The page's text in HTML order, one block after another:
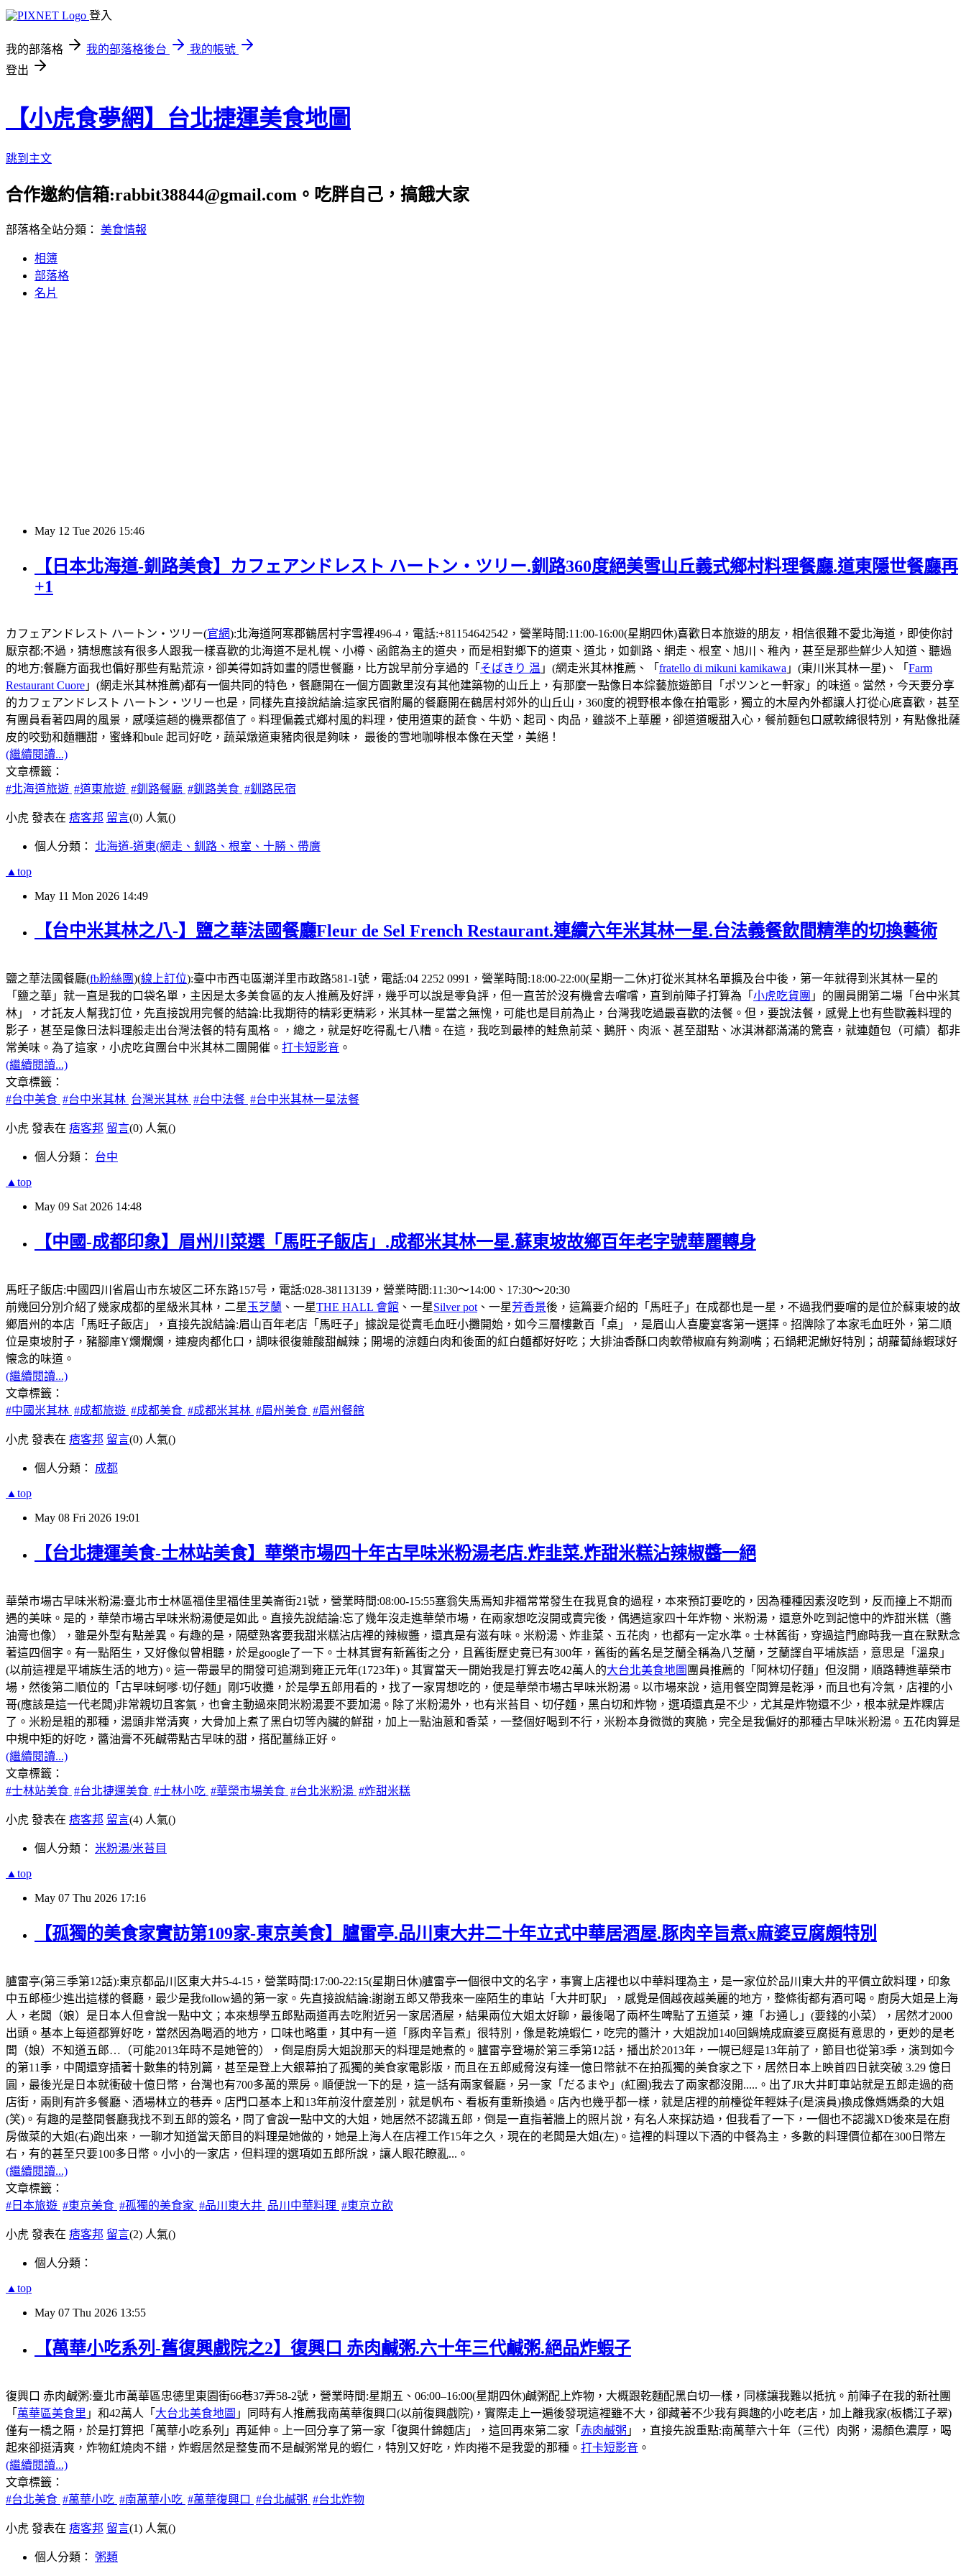
登入
我的部落格 我的部落格後台
我的帳號
登出
【小虎食夢網】台北捷運美食地圖
跳到主文
合作邀約信箱:rabbit38844@gmail.com。吃胖自己，搞餓大家
部落格全站分類： 美食情報
相簿
部落格
名片
May 12 Tue 2026 15:46
【日本北海道-釧路美食】カフェアンドレスト ハートン・ツリー.釧路360度絕美雪山丘義式鄉村料理餐廳.道東隱世餐廳再
+1
カフェアンドレスト ハートン・ツリー(官網):北海道阿寒郡鶴居村字雪裡496-4，電話:+81154642542，營業時間:11:00-16:00(星期四休)喜歡日本旅遊的朋友，相信很難不愛北海道，即使你討
厭京都;不過，猜想應該有很多人跟我一樣喜歡的北海道不是札幌、小樽、函館為主的道央，而是相對鄉下的道東、道北，如釧路、網走、根室、旭川、稚內，甚至是那些鮮少人知道、聽過
的地方;餐廳方面我也偏好那些有點荒涼，卻美得如詩如畫的隱世餐廳，比方說早前分享過的「 そばきり 温 」(網走米其林推薦、「 fratello di mikuni kamikawa 」(東川米其林一星)、「 Farm
Restaurant Cuore 」(網走米其林推薦)都有一個共同的特色，餐廳開在一個方圓數里沒有其他建築物的山丘上，有那麼一點像日本綜藝旅遊節目「ポツンと一軒家」的味道。當然，今天要分享
的カフェアンドレスト ハートン・ツリー也是，同樣先直接說結論:這家民宿附屬的餐廳開在鶴居村郊外的山丘山，360度的視野根本像在拍電影，獨立的木屋內外都讓人打從心底喜歡，甚至
有團員看著四周的風景，感嘆這趟的機票都值了。料理偏義式鄉村風的料理，使用道東的蔬食、牛奶、起司、肉品，雖談不上華麗，卻道道暖甜入心，餐前麵包口感軟綿很特別，有點像批薩
皮的咬勁和麵糰甜，蜜蜂和bule 起司好吃，蔬菜燉道東豬肉很是夠味， 最後的雪地咖啡根本像在天堂，美絕！
(繼續閱讀...)
文章標籤：
#北海道旅遊 #道東旅遊 #釧路餐廳 #釧路美食 #釧路民宿
小虎 發表在 痞客邦 留言(0) 人氣()
個人分類： 北海道-道東(網走、釧路、根室、十勝、帶廣
▲top
May 11 Mon 2026 14:49
【台中米其林之八-】鹽之華法國餐廳Fleur de Sel French Restaurant.連續六年米其林一星.台法義餐飲間精準的切換藝術
鹽之華法國餐廳(fb粉絲團)(線上訂位):臺中市西屯區潮洋里市政路581-1號，電話:04 2252 0991，營業時間:18:00-22:00(星期一二休)打從米其林名單擴及台中後，第一年就得到米其林一星的
「鹽之華」就一直是我的口袋名單，主因是太多美食區的友人推薦及好評，幾乎可以說是零負評，但一直苦於沒有機會去嚐嚐，直到前陣子打算為「 小虎吃貨團 」的團員開第二場「台中米其
林」，才託友人幫我訂位，先直接說用完餐的結論:比我期待的精彩更精彩，米其林一星當之無愧，可能也是目前為止，台灣我吃過最喜歡的法餐。但，要說法餐，感覺上也有些歐義料理的
影子，甚至是像日法料理般走出台灣法餐的特有風格。，總之，就是好吃得亂七八糟。在這，我吃到最棒的鮭魚前菜、鵝肝、肉派、甚至甜點、冰淇淋都滿滿的驚喜，就連麵包（可續）都非
常美味。為了這家，小虎吃貨團台中米其林二團開催。 打卡短影音 。
(繼續閱讀...)
文章標籤：
#台中美食 #台中米其林 台灣米其林 #台中法餐 #台中米其林一星法餐
小虎 發表在 痞客邦 留言(0) 人氣()
個人分類： 台中
▲top
May 09 Sat 2026 14:48
【中國-成都印象】眉州川菜選「馬旺子飯店」.成都米其林一星.蘇東坡故鄉百年老字號華麗轉身
馬旺子飯店:中國四川省眉山市东坡区二环东路157号，電話:028-38113139，營業時間:11:30〜14:00、17:30〜20:30
前幾回分別介紹了幾家成都的星級米其林，二星 玉芝蘭 、一星THE HALL 會館 、一星Silver pot 、一星芳香景後，這篇要介紹的「馬旺子」在成都也是一星，不過我們要嚐的是位於蘇東坡的故
鄉眉州的本店「馬旺子飯店」，直接先說結論:眉山百年老店「馬旺子」據說是從賣毛血旺小攤開始，如今三層樓數百「桌」，是眉山人喜慶宴客第一選擇。招牌除了本家毛血旺外，第二順
位是東坡肘子，豬腳庫Y爛爛爛，連瘦肉都化口，調味很復雜酸甜鹹辣；開場的涼麵白肉和後面的紅白麵都好好吃；大排油香酥口肉軟帶椒麻有夠涮嘴；石鍋耙泥鰍好特別；胡蘿蔔絲蝦球好
懐念的味道。
(繼續閱讀...)
文章標籤：
#中國米其林 #成都旅遊 #成都美食 #成都米其林 #眉州美食 #眉州餐館
小虎 發表在 痞客邦 留言(0) 人氣()
個人分類： 成都
▲top
May 08 Fri 2026 19:01
【台北捷運美食-士林站美食】華榮市場四十年古早味米粉湯老店.炸韭菜.炸甜米糕沾辣椒醬一絕
華榮市場古早味米粉湯:臺北市士林區福佳里福佳里美崙街21號，營業時間:08:00-15:55塞翁失馬焉知非福常常發生在我覓食的過程，本來預訂要吃的，因為種種因素沒吃到，反而撞上不期而
遇的美味。是的，華榮市場古早味米粉湯便是如此。直接先說結論:忘了幾年沒走進華榮市場，在兩家想吃沒開或賣完後，偶遇這家四十年炸物、米粉湯，還意外吃到記憶中的炸甜米糕（醬
油膏也像），雖是外型有點差異。有趣的是，隔壁熟客要我甜米糕沾店裡的辣椒醬，還真是有滋有味。米粉湯、炸韭菜、五花肉，也都有一定水準。士林舊街，穿過這門廊時我一直在默默念
著這四個字。有一點陌生，又好像似曾相聽，於是google了一下。士林其實有新舊街之分，且舊街歷史竟已有300年，舊街的舊名是芝蘭全稱為八芝蘭，芝蘭譯自平埔族語，意思是「溫泉」
(以前這裡是平埔族生活的地方)。這一帶最早的開發可追溯到雍正元年(1723年)。其實當天一開始我是打算去吃42萬人的大台北美食地圖 團員推薦的「阿林切仔麵」但沒開，順路轉進華榮市
場，然後第二順位的「古早味蚵嗲·切仔麵」剛巧收攤，於是學五郎用看的，找了一家胃想吃的，便是華榮市場古早味米粉湯。以市場來說，這用餐空間算是乾淨，而且也有冷氣，店裡的小
哥(應該是這一代老闆)非常親切且客氣，也會主動過來問米粉湯要不要加湯。除了米粉湯外，也有米苔目、切仔麵，黑白切和炸物，選項還真是不少，尤其是炸物還不少，根本就是炸粿店
了。米粉是粗的那種，湯頭非常清爽，大骨加上煮了黑白切等內臟的鮮甜，加上一點油蔥和香菜，一整個好喝到不行，米粉本身微微的爽脆，完全是我偏好的那種古早味米粉湯。五花肉算是
中規中矩的好吃，醬油膏不死鹹帶點古早味的甜，搭配薑絲正好。
(繼續閱讀...)
文章標籤：
#士林站美食 #台北捷運美食 #士林小吃 #華榮市場美食 #台北米粉湯 #炸甜米糕
小虎 發表在 痞客邦 留言(4) 人氣()
個人分類： 米粉湯/米苔目
▲top
May 07 Thu 2026 17:16
【孤獨的美食家實訪第109家-東京美食】臚雷亭.品川東大井二十年立式中華居酒屋.豚肉辛旨煮x麻婆豆腐頗特別
臚雷亭(第三季第12話):東京都品川区東大井5-4-15，營業時間:17:00-22:15(星期日休)臚雷亭一個很中文的名字，事實上店裡也以中華料理為主，是一家位於品川東大井的平價立飲料理，印象
中五郎極少進出這樣的餐廳，最少是我follow過的第一家。先直接說結論:謝謝五郎又帶我來一座陌生的車站「大井町駅」，感覺是個越夜越美麗的地方，整條街都有酒可喝。廚房大姐是上海
人，老闆（娘）是日本人但會說一點中文；本來想學五郎點兩道再去吃附近另一家居酒屋，結果兩位大姐太好聊，最後喝了兩杯生啤點了五道菜，連「お通し」(要錢的小菜），居然才2000
出頭。基本上每道都算好吃，當然因為喝酒的地方，口味也略重，其中有一道「豚肉辛旨煮」很特別，像是乾燒蝦仁，吃完的醬汁，大姐說加140回鍋燒成麻婆豆腐挺有意思的，更妙的是老
闆（娘）不知道五郎…（可能2013年時不是她管的），倒是廚房大姐說那天的料理是她煮的。臚雷亭登場於第三季第12話，播出於2013年，一幌已經是13年前了，節目也從第3季，演到如今
的第11季，中間還穿插著十數集的特別篇，甚至是登上大銀幕拍了孤獨的美食家電影版，而且在五郎威脅沒有達一億日幣就不在拍孤獨的美食家之下，居然日本上映首四日就突破 3.29 億日
圓，最後光是日本就衝破十億日幣，台灣也有700多萬的票房。順便說一下的是，這一話有兩家餐廳，另一家「だるまや」(紅圈)我去了兩家都沒開.....。出了JR大井町車站就是五郎走過的商
店街，兩則有許多餐廳、酒場林立的巷弄。店門口基本上和13年前沒什麼差別，就是帆布、看板有重新換過。店內也幾乎都一樣，就是店裡的前檯從年輕妹子(是演員)換成像媽媽桑的大姐
(笑)。有趣的是整間餐廳我找不到五郎的簽名，問了會說一點中文的大姐，她居然不認識五郎，倒是一直指著牆上的照片說，有名人來採訪過，但我看了一下，一個也不認識XD後來是在廚
房做菜的大姐(右)跑出來，一聊才知道當天節目的料理是她做的，她是上海人在店裡工作15年之久，現在的老闆是大姐(左)。這裡的料理以下酒的中餐為主，多數的料理價位都在300日幣左
右，有的甚至只要100多日幣。小小的一家店，但料理的選項如五郎所說，讓人眼花瞭亂...。
(繼續閱讀...)
文章標籤：
#日本旅遊 #東京美食 #孤獨的美食家 #品川東大井 品川中華料理 #東京立飲
小虎 發表在 痞客邦 留言(2) 人氣()
個人分類：
▲top
May 07 Thu 2026 13:55
【萬華小吃系列-舊復興戲院之2】復興口 赤肉鹹粥.六十年三代鹹粥.絕品炸蝦子
復興口 赤肉鹹粥:臺北市萬華區忠德里東園街66巷37弄58-2號，營業時間:星期五、06:00–16:00(星期四休)鹹粥配上炸物，大概跟乾麵配黑白切一樣，同樣讓我難以抵抗。前陣子在我的新社團
「 萬華區美食里 」和42萬人「 大台北美食地圖 」同時有人推薦我南萬華復興口(以前復興戲院)，實際走上一遍後發現這裡雖不大，卻藏著不少我有興趣的小吃老店，加上離我家(板橋江子翠)
僅有一橋之隔，於是打算把「萬華小吃系列」再延伸。上一回分享了第一家「復興什錦麵店」，這回再來第二家「 赤肉鹹粥 」，直接先說重點:南萬華六十年（三代）肉粥，湯顏色濃厚，喝
起來卻挺清爽，炸物紅燒肉不錯，炸蝦居然是整隻而不是鹹粥常見的蝦仁，特別又好吃，炸肉捲不是我愛的那種。 打卡短影音 。
(繼續閱讀...)
文章標籤：
#台北美食 #萬華小吃 #南萬華小吃 #萬華復興口 #台北鹹粥 #台北炸物
小虎 發表在 痞客邦 留言(1) 人氣()
個人分類： 粥類